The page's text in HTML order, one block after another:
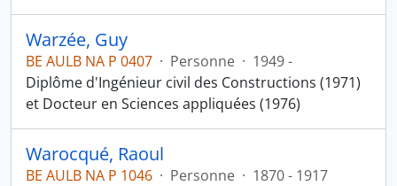
Warzée, Guy
BE AULB NA P 0407 · Personne · 1949 -
Diplôme d'Ingénieur civil des Constructions (1971)
et Docteur en Sciences appliquées (1976)
Warocqué, Raoul
BE AULB NA P 1046 · Personne · 1870 - 1917